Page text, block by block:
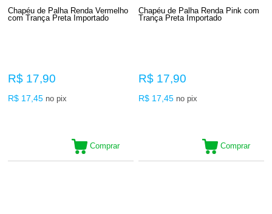
Chapéu de Palha Renda Vermelho
com Trança Preta Importado
R$ 17,90
R$ 17,45 no pix
Comprar
Chapéu de Palha Renda Pink com
Trança Preta Importado
R$ 17,90
R$ 17,45 no pix
Comprar